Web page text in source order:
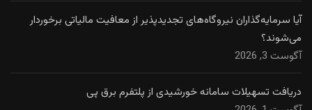
آیا سرمایه‌گذاران نیروگاه‌های تجدیدپذیر از معافیت مالیاتی برخوردار
می‌شوند؟
آگوست 3, 2026
دریافت تسهیلات سامانه خورشیدی از پلتفرم برق پی